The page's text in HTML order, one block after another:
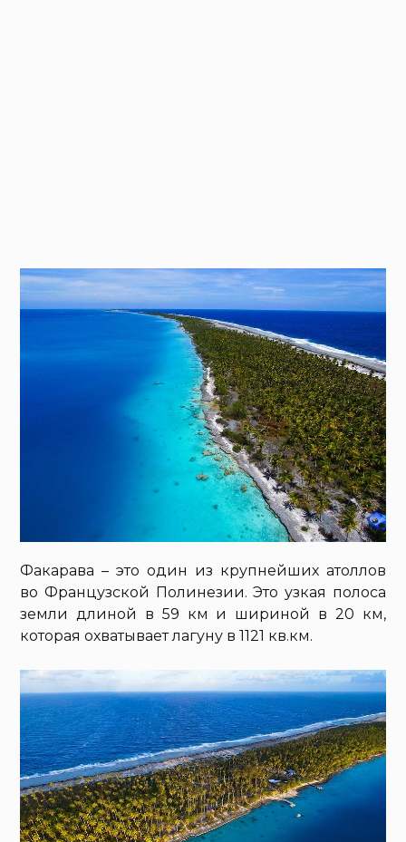
Факарава – это один из крупнейших атоллов
во Французской Полинезии. Это узкая полоса
земли длиной в 59 км и шириной в 20 км,
которая охватывает лагуну в 1121 кв.км.